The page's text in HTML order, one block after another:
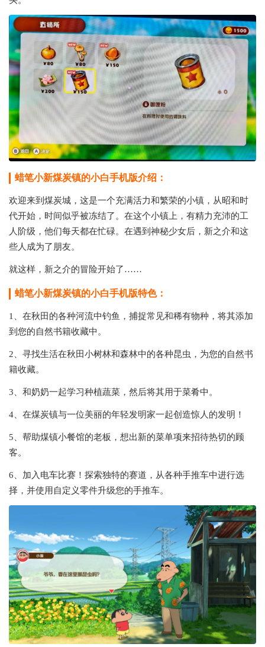
蜡笔小新煤炭镇的小白手机版介绍：
欢迎来到煤炭城，这是一个充满活力和繁荣的小镇，从昭和时
代开始，时间似乎被冻结了。在这个小镇上，有精力充沛的工
人阶级，他们每天都在忙碌。在遇到神秘少女后，新之介和这
些人成为了朋友。
就这样，新之介的冒险开始了……
蜡笔小新煤炭镇的小白手机版特色：
1、在秋田的各种河流中钓鱼，捕捉常见和稀有物种，将其添加
到您的自然书籍收藏中。
2、寻找生活在秋田小树林和森林中的各种昆虫，为您的自然书
籍收藏。
3、和奶奶一起学习种植蔬菜，然后将其用于菜肴中。
4、在煤炭镇与一位美丽的年轻发明家一起创造惊人的发明！
5、帮助煤镇小餐馆的老板，想出新的菜单项来招待热切的顾
客。
6、加入电车比赛！探索独特的赛道，从各种手推车中进行选
择，并使用自定义零件升级您的手推车。